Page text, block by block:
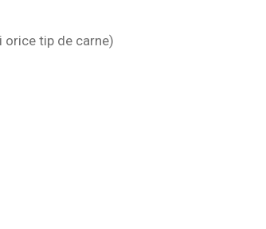
tip de carne)